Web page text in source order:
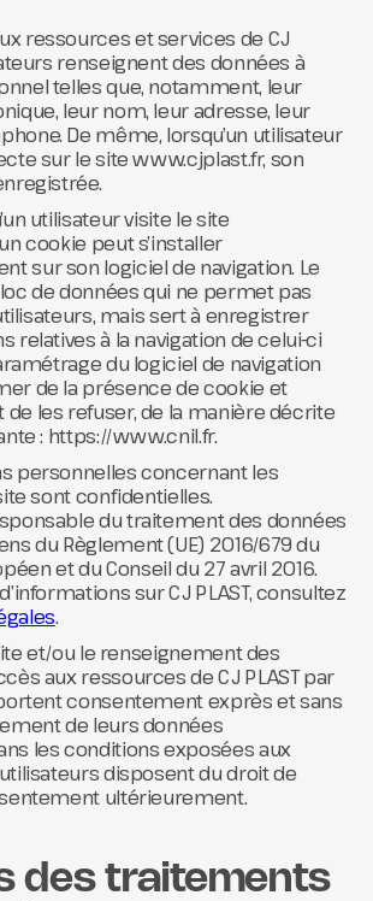
ressources et services de CJ
renseignent des données à
telles que, notamment, leur
leur nom, leur adresse, leur
De même, lorsqu’un utilisateur
sur le site www.cjplast.fr, son
utilisateur visite le site
cookie peut s’installer
sur son logiciel de navigation. Le
de données qui ne permet pas
mais sert à enregistrer
relatives à la navigation de celui-ci
du logiciel de navigation
de la présence de cookie et
les refuser, de la manière décrite
: https://www.cnil.fr.
personnelles concernant les
sont confidentielles.
du traitement des données
du Règlement (UE) 2016/679 du
et du Conseil du 27 avril 2016.
sur CJ PLAST, consultez
.
et/ou le renseignement des
aux ressources de CJ PLAST par
consentement exprès et sans
de leurs données
les conditions exposées aux
disposent du droit de
ultérieurement.
des traitements